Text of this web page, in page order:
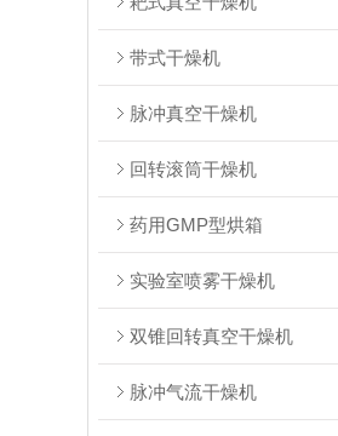
带式干燥机
脉冲真空干燥机
回转滚筒干燥机
药用GMP型烘箱
实验室喷雾干燥机
双锥回转真空干燥机
脉冲气流干燥机